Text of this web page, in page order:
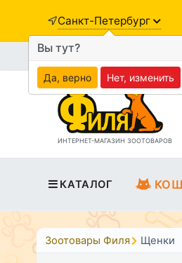
Санкт-Петербург
ИНТЕРНЕТ-МАГАЗИН ЗООТОВАРОВ
КАТАЛОГ
Зоотовары Филя Щенки
Вы тут?
Да, верно Нет, изменить